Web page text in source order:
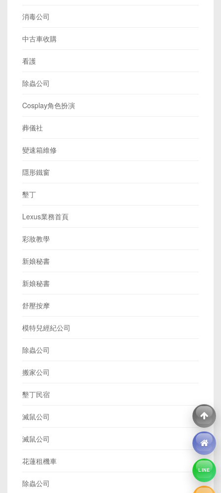
消毒公司
中古車收購
看護
除蟲公司
Cosplay角色扮演
葬儀社
變速箱維修
隱形鐵窗
墾丁
Lexus業務首頁
彩妝教學
新娘秘書
新娘秘書
舒壓按摩
模特兒經紀公司
除蟲公司
搬家公司
墾丁民宿
滅鼠公司
滅鼠公司
花蓮租機車
除蟲公司
LINE